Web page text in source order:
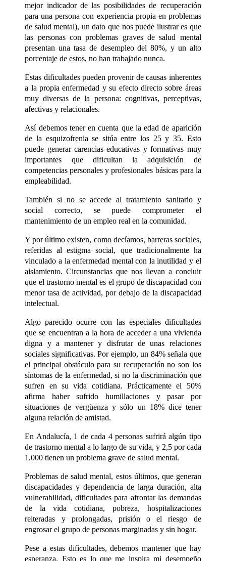
mejor indicador de las posibilidades de recuperación
para una persona con experiencia propia en problemas
de salud mental), un dato que nos puede ilustrar es que
las personas con problemas graves de salud mental
presentan una tasa de desempleo del 80%, y un alto
porcentaje de estos, no han trabajado nunca.
Estas dificultades pueden provenir de causas inherentes
a la propia enfermedad y su efecto directo sobre áreas
muy diversas de la persona: cognitivas, perceptivas,
afectivas y relacionales.
Así debemos tener en cuenta que la edad de aparición
de la esquizofrenia se sitúa entre los 25 y 35. Esto
puede generar carencias educativas y formativas muy
importantes que dificultan la adquisición de
competencias personales y profesionales básicas para la
empleabilidad.
También si no se accede al tratamiento sanitario y
social correcto, se puede comprometer el
mantenimiento de un empleo real en la comunidad.
Y por último existen, como decíamos, barreras sociales,
referidas al estigma social, que tradicionalmente ha
vinculado a la enfermedad mental con la inutilidad y el
aislamiento. Circunstancias que nos llevan a concluir
que el trastorno mental es el grupo de discapacidad con
menor tasa de actividad, por debajo de la discapacidad
intelectual.
Algo parecido ocurre con las especiales dificultades
que se encuentran a la hora de acceder a una vivienda
digna y a mantener y disfrutar de unas relaciones
sociales significativas. Por ejemplo,un 84% señala que
el principal obstáculo para su recuperación no son los
síntomas de la enfermedad, si no la discriminación que
sufren en su vida cotidiana. Prácticamente el 50%
afirma haber sufrido humillaciones y pasar por
situaciones de vergüenza y sólo un 18% dice tener
alguna relación de amistad.
En Andalucía, 1 de cada 4 personas sufrirá algún tipo
de trastorno mental a lo largo de su vida, y 2,5 por cada
1.000 tienen un problema grave de salud mental.
Problemasde salud mental, estos últimos, que generan
discapacidades y dependencia de larga duración, alta
vulnerabilidad, dificultades para afrontar las demandas
de la vida cotidiana, pobreza, hospitalizaciones
reiteradas y prolongadas, prisión o el riesgo de
engrosar el grupo de personas marginadas y sin hogar.
Pese a estas dificultades, debemos mantener que hay
esperanza. Esto es lo que me inspira mi desempeño